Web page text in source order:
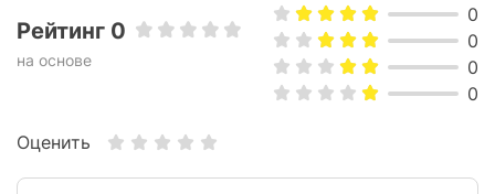
Рейтинг 0
на основе
0
0
0
0
Оценить